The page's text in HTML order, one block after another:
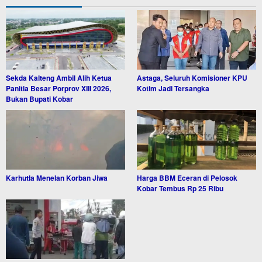
Sekda Kalteng Ambil Alih Ketua
Panitia Besar Porprov XIII 2026,
Bukan Bupati Kobar
Astaga, Seluruh Komisioner KPU
Kotim Jadi Tersangka
Karhutla Menelan Korban Jiwa
Harga BBM Eceran di Pelosok
Kobar Tembus Rp 25 Ribu